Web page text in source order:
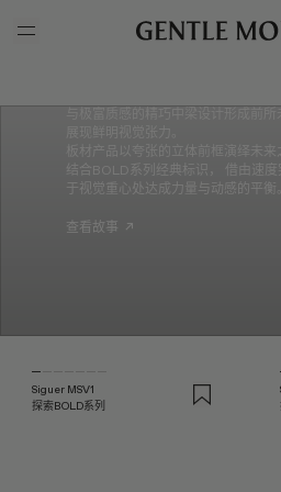
2025 BOLD系列
板材产品以夸张的立体前框演绎未来
结合BOLD系列经典标识， 借由速度
于视觉重心处达成力量与动感的平衡。
查看故事 ↗
Siguer MSV1
探索BOLD系列